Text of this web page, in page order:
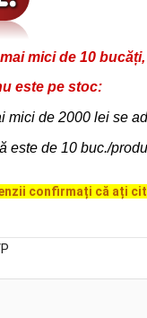
mici de 10 bucăți,
este pe stoc:
mici de 2000 lei se
este de 10 buc./
confirmați că ați